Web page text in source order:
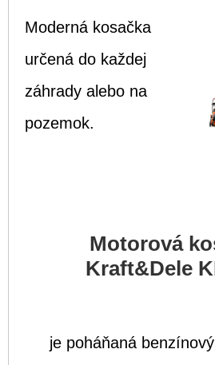
Moderná kosačka
určená do každej
záhrady alebo na
pozemok.
Motorová
Kraft&Dele
je poháňaná